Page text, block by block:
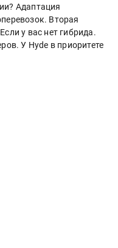
Адаптация
Вторая
у вас нет гибрида.
У Hyde в приоритете